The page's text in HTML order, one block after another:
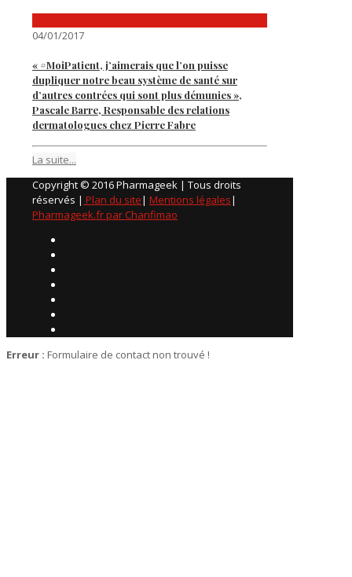
04/01/2017
« #MoiPatient, j’aimerais que l’on puisse
dupliquer notre beau système de santé sur
d’autres contrées qui sont plus démunies »,
Pascale Barre, Responsable des relations
dermatologues chez Pierre Fabre
La suite...
Copyright © 2016 Pharmageek | Tous droits
réservés | Plan du site| Mentions légales|
Pharmageek.fr par Chanfimao
Erreur : Formulaire de contact non trouvé !